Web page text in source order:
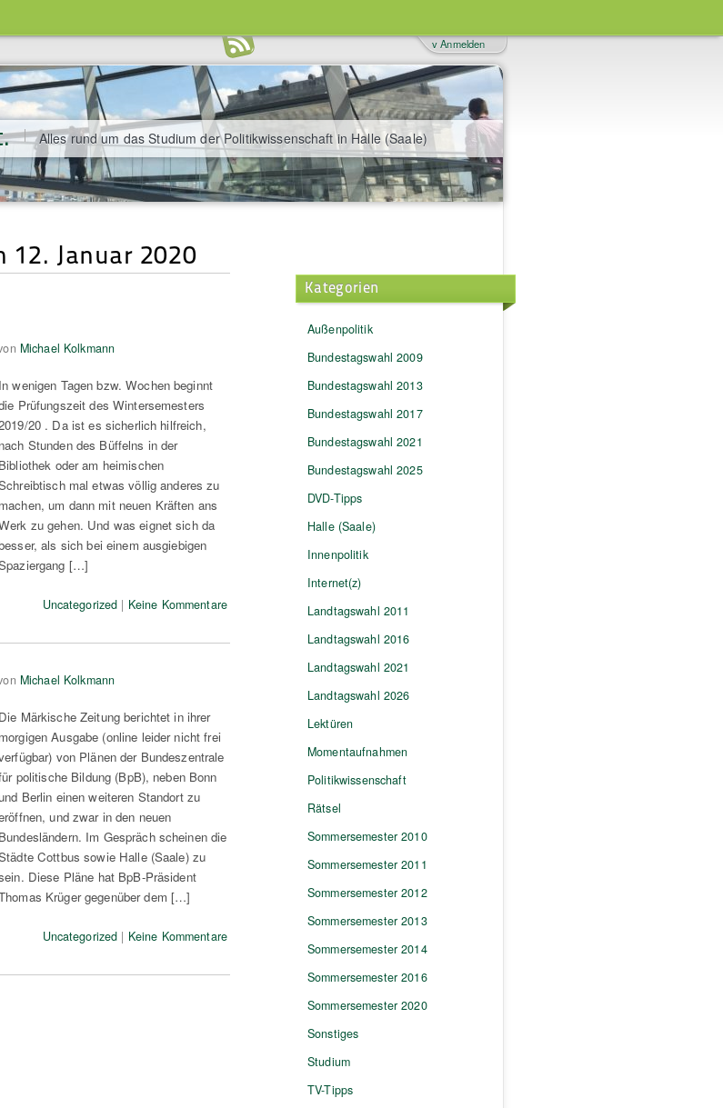
Alles rund um das Studium der Politikwissenschaft in Halle (Saale)
v Anmelden
Januar 2020
Michael Kolkmann
In wenigen Tagen bzw. Wochen beginnt
Prüfungszeit des Wintersemesters
20 . Da ist es sicherlich hilfreich,
nach Stunden des Büffelns in der
Bibliothek oder am heimischen
mal etwas völlig anderes zu
machen, um dann mit neuen Kräften ans
zu gehen. Und was eignet sich da
als sich bei einem ausgiebigen
[…]
Uncategorized | Keine Kommentare
Michael Kolkmann
Die Märkische Zeitung berichtet in ihrer
morgigen Ausgabe (online leider nicht frei
von Plänen der Bundeszentrale
politische Bildung (BpB), neben Bonn
Berlin einen weiteren Standort zu
und zwar in den neuen
Bundesländern. Im Gespräch scheinen die
Cottbus sowie Halle (Saale) zu
Diese Pläne hat BpB-Präsident
Krüger gegenüber dem […]
Uncategorized | Keine Kommentare
Kategorien
Außenpolitik
Bundestagswahl 2009
Bundestagswahl 2013
Bundestagswahl 2017
Bundestagswahl 2021
Bundestagswahl 2025
DVD-Tipps
Halle (Saale)
Innenpolitik
Internet(z)
Landtagswahl 2011
Landtagswahl 2016
Landtagswahl 2021
Landtagswahl 2026
Lektüren
Momentaufnahmen
Politikwissenschaft
Rätsel
Sommersemester 2010
Sommersemester 2011
Sommersemester 2012
Sommersemester 2013
Sommersemester 2014
Sommersemester 2016
Sommersemester 2020
Sonstiges
Studium
TV-Tipps